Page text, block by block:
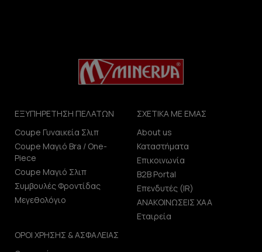
ΕΞΥΠΗΡΕΤΗΣΗ ΠΕΛΑΤΩΝ
Coupe Γυναικεία Σλιπ
Coupe Μαγιό Bra / One-
Piece
Coupe Μαγιό Σλιπ
Συμβουλές Φροντίδας
Μεγεθολόγιο
ΣΧΕΤΙΚΑ ΜΕ ΕΜΑΣ
About us
Καταστήματα
Επικοινωνία
B2B Portal
Επενδυτές (IR)
ΑΝΑΚΟΙΝΩΣΕΙΣ ΧΑΑ
Εταιρεία
ΟΡΟΙ ΧΡΗΣΗΣ & ΑΣΦΑΛΕΙΑΣ